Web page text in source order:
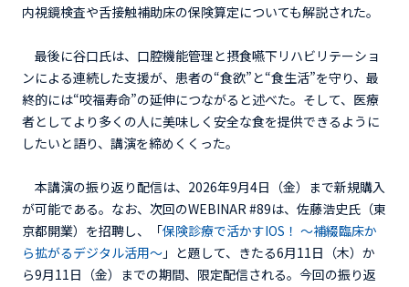
内視鏡検査や舌接触補助床の保険算定についても解説された。
最後に谷口氏は、口腔機能管理と摂食嚥下リハビリテーショ
ンによる連続した支援が、患者の“食欲”と“食生活”を守り、最
終的には“咬福寿命”の延伸につながると述べた。そして、医療
者としてより多くの人に美味しく安全な食を提供できるように
したいと語り、講演を締めくくった。
本講演の振り返り配信は、2026年9月4日（金）まで新規購入
が可能である。なお、次回のWEBINAR #89は、佐藤浩史氏（東
京都開業）を招聘し、「保険診療で活かすIOS！ ～補綴臨床か
ら拡がるデジタル活用～ 」と題して、きたる6月11日（木）か
ら9月11日（金）までの期間、限定配信される。今回の振り返